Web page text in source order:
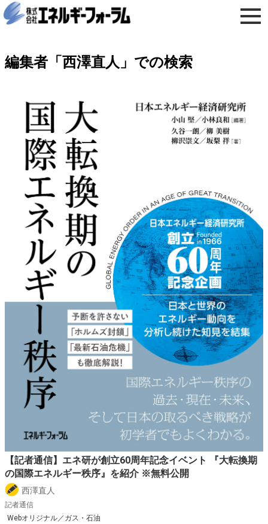
編集者「西澤直人」での検索
【記者通信】エネ研が創立60周年記念イベント 『大転換期
の国際エネルギー秩序』を紹介 ※無料公開
西澤直人
記者通信
Webオリジナル／ガス・石油